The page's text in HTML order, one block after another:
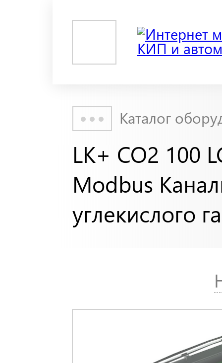
Каталог
LK+ CO2 100
Modbus
углекислого